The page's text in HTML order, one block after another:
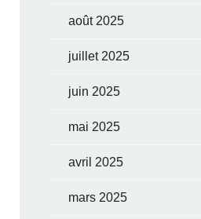
août 2025
juillet 2025
juin 2025
mai 2025
avril 2025
mars 2025